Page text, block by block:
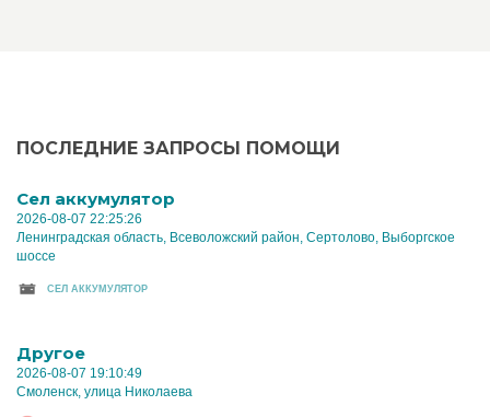
ПОСЛЕДНИЕ ЗАПРОСЫ ПОМОЩИ
Cел аккумулятор
2026-08-07 22:25:26
Ленинградская область, Всеволожский район, Сертолово, Выборгское
шоссе
CЕЛ АККУМУЛЯТОР
Другое
2026-08-07 19:10:49
Смоленск, улица Николаева